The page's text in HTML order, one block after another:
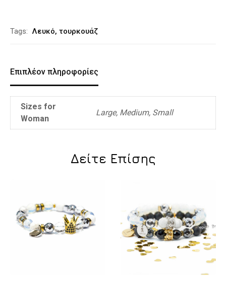
Tags: Λευκό, τουρκουάζ
Επιπλέον πληροφορίες
Sizes for
Woman
Large, Medium, Small
Δείτε Επίσης